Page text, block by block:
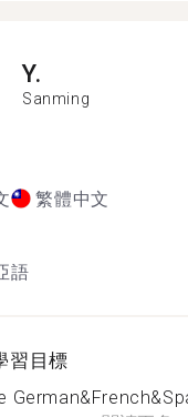
Y.
Sanming
繁體中文
語
習目標